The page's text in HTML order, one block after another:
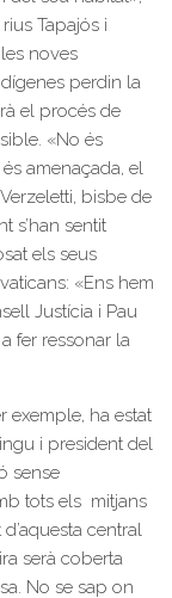
Tapajós i
noves
perdin la
el procés de
«No és
amenaçada, el
bisbe de
s’han sentit
els seus
«Ens hem
Justícia i Pau
fer ressonar la
exemple, ha estat
i president del
sense
tots els mitjans
central
serà coberta
No se sap on